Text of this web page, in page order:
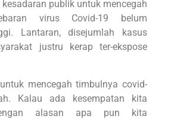
publik untuk mencegah
virus Covid-19 belum
Lantaran, disejumlah kasus
justru kerap ter-ekspose
mencegah timbulnya covid-
Kalau ada kesempatan kita
alasan apa pun kita